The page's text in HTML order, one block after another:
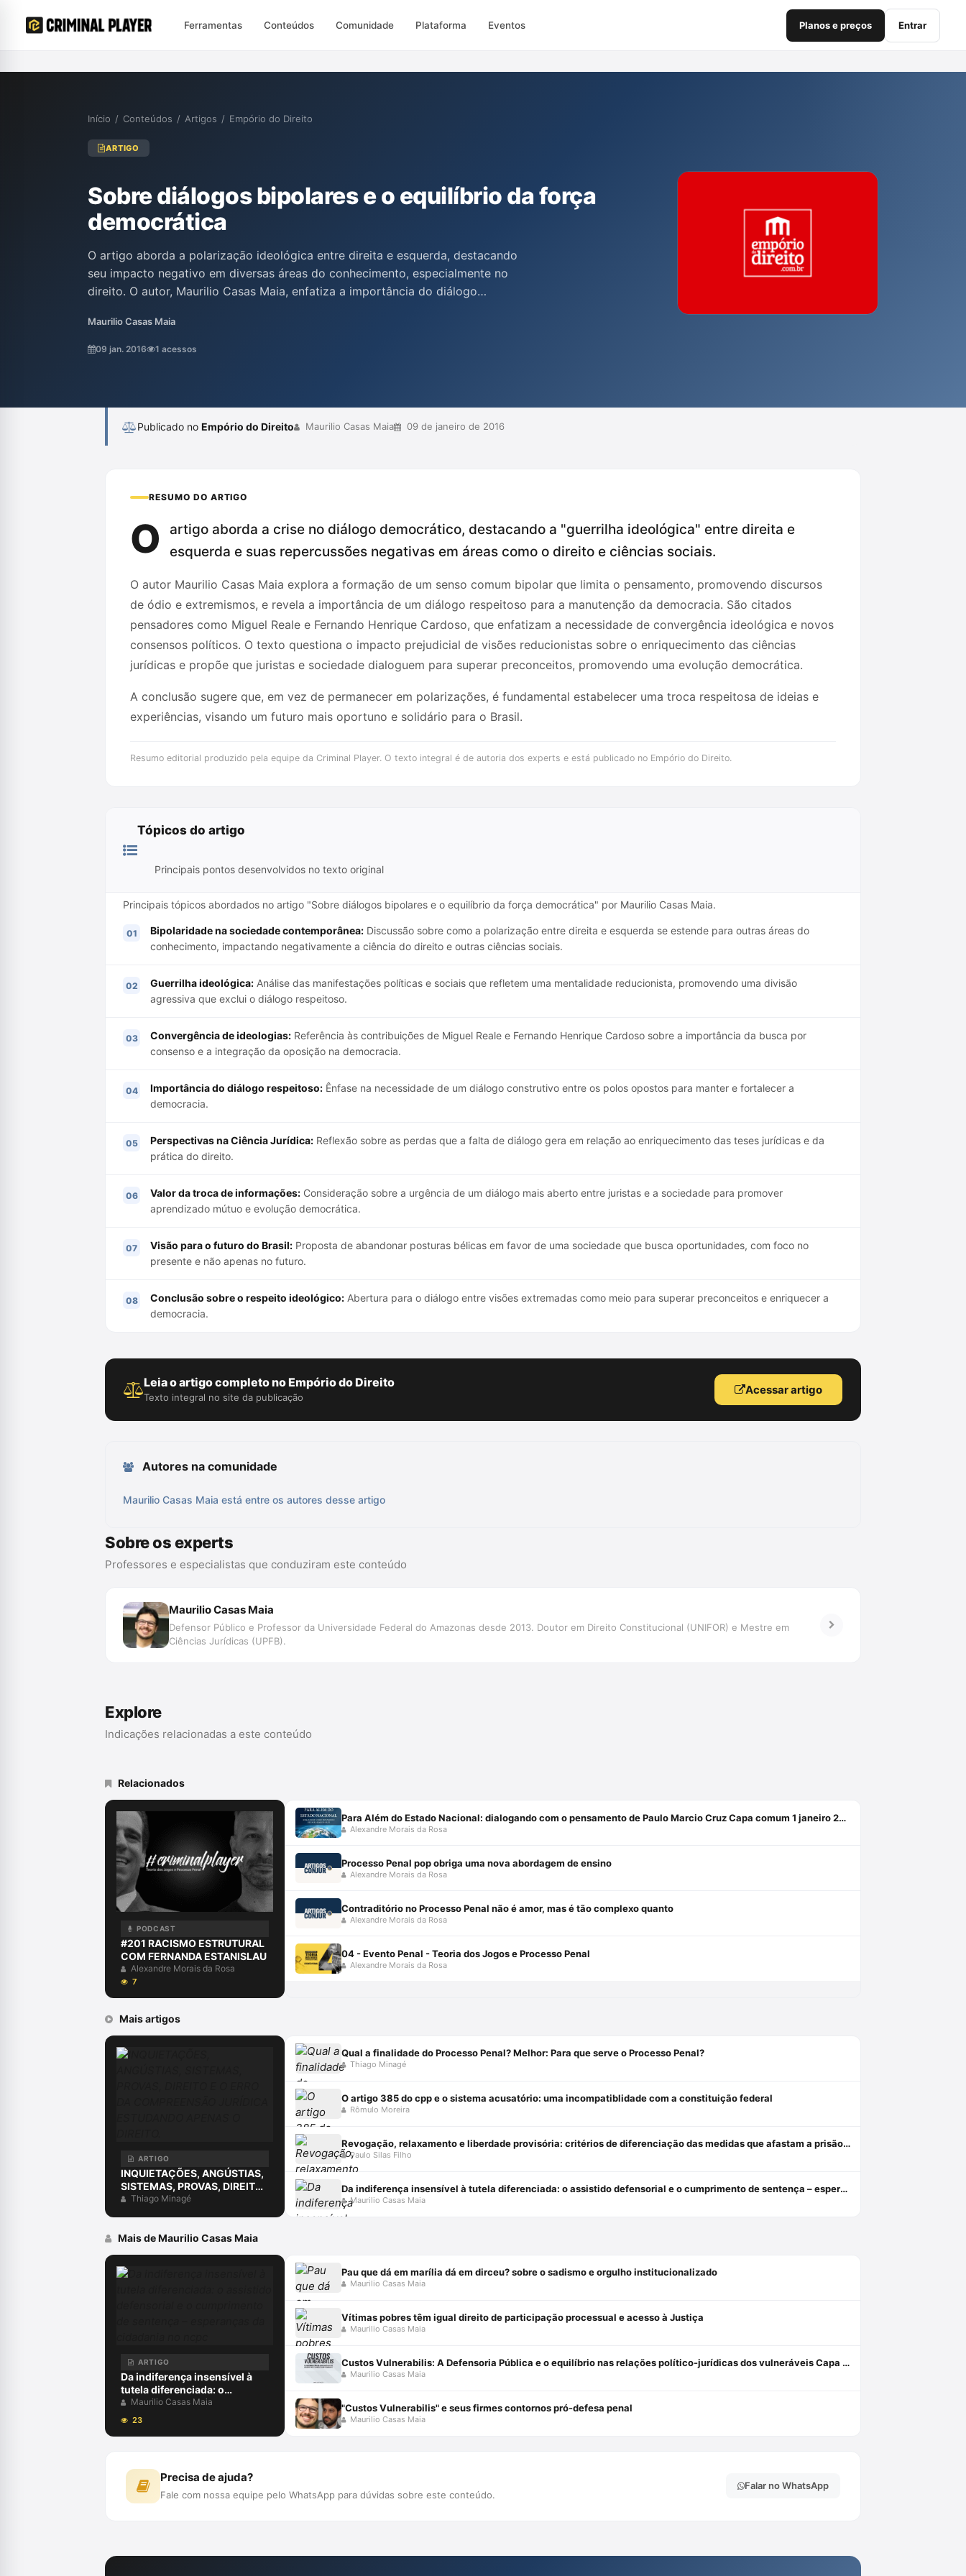
Ferramentas Conteúdos Comunidade Plataforma Eventos Planos e preços Entrar
Início / Conteúdos / Artigos / Empório do Direito
ARTIGO
Sobre diálogos bipolares e o equilíbrio da força
democrática
O artigo aborda a polarização ideológica entre direita e esquerda, destacando
seu impacto negativo em diversas áreas do conhecimento, especialmente no
direito. O autor, Maurilio Casas Maia, enfatiza a importância do diálogo
e a superação de discursos extremistas. Propõe que, em vez de perpetuar
divisões, os indivíduos devem buscar uma troca enriquecedora de
Maurilio Casas Maia
09 jan. 2016 1 acessos
Publicado no Empório do Direito Maurilio Casas Maia 09 de janeiro de 2016
RESUMO DO ARTIGO
O
artigo aborda a crise no diálogo democrático, destacando a "guerrilha ideológica" entre direita e
esquerda e suas repercussões negativas em áreas como o direito e ciências sociais.
O autor Maurilio Casas Maia explora a formação de um senso comum bipolar que limita o pensamento, promovendo discursos
de ódio e extremismos, e revela a importância de um diálogo respeitoso para a manutenção da democracia. São citados
pensadores como Miguel Reale e Fernando Henrique Cardoso, que enfatizam a necessidade de convergência ideológica e novos
consensos políticos. O texto questiona o impacto prejudicial de visões reducionistas sobre o enriquecimento das ciências
jurídicas e propõe que juristas e sociedade dialoguem para superar preconceitos, promovendo uma evolução democrática.
A conclusão sugere que, em vez de permanecer em polarizações, é fundamental estabelecer uma troca respeitosa de ideias e
experiências, visando um futuro mais oportuno e solidário para o Brasil.
Resumo editorial produzido pela equipe da Criminal Player. O texto integral é de autoria dos experts e está publicado no Empório do Direito.
Tópicos do artigo
Principais pontos desenvolvidos no texto original
Principais tópicos abordados no artigo "Sobre diálogos bipolares e o equilíbrio da força democrática" por Maurilio Casas Maia.
Bipolaridade na sociedade contemporânea: Discussão sobre como a polarização entre direita e esquerda se estende para outras áreas do
conhecimento, impactando negativamente a ciência do direito e outras ciências sociais.
Guerrilha ideológica: Análise das manifestações políticas e sociais que refletem uma mentalidade reducionista, promovendo uma divisão
agressiva que exclui o diálogo respeitoso.
Convergência de ideologias: Referência às contribuições de Miguel Reale e Fernando Henrique Cardoso sobre a importância da busca por
consenso e a integração da oposição na democracia.
Importância do diálogo respeitoso: Ênfase na necessidade de um diálogo construtivo entre os polos opostos para manter e fortalecer a
democracia.
Perspectivas na Ciência Jurídica: Reflexão sobre as perdas que a falta de diálogo gera em relação ao enriquecimento das teses jurídicas e da
prática do direito.
Valor da troca de informações: Consideração sobre a urgência de um diálogo mais aberto entre juristas e a sociedade para promover
aprendizado mútuo e evolução democrática.
Visão para o futuro do Brasil: Proposta de abandonar posturas bélicas em favor de uma sociedade que busca oportunidades, com foco no
presente e não apenas no futuro.
Conclusão sobre o respeito ideológico: Abertura para o diálogo entre visões extremadas como meio para superar preconceitos e enriquecer a
democracia.
Leia o artigo completo no Empório do Direito
Texto integral no site da publicação
Acessar artigo
Autores na comunidade
Maurilio Casas Maia está entre os autores desse artigo
Sobre os experts
Professores e especialistas que conduziram este conteúdo
Maurilio Casas Maia
Defensor Público e Professor da Universidade Federal do Amazonas desde 2013. Doutor em Direito Constitucional (UNIFOR) e Mestre em
Ciências Jurídicas (UPFB).
Explore
Indicações relacionadas a este conteúdo
Relacionados
PODCAST
#201 RACISMO ESTRUTURAL
COM FERNANDA ESTANISLAU
Alexandre Morais da Rosa
7
Para Além do Estado Nacional: dialogando com o pensamento de Paulo Marcio Cruz Capa comum 1 janeiro 2018
Alexandre Morais da Rosa
Processo Penal pop obriga uma nova abordagem de ensino
Alexandre Morais da Rosa
Contraditório no Processo Penal não é amor, mas é tão complexo quanto
Alexandre Morais da Rosa
04 - Evento Penal - Teoria dos Jogos e Processo Penal
Alexandre Morais da Rosa
Mais artigos
ARTIGO
INQUIETAÇÕES, ANGÚSTIAS,
SISTEMAS, PROVAS, DIREITO
E O ERRO DA COMPREENSÃO
Thiago Minagé
Qual a finalidade do Processo Penal? Melhor: Para que serve o Processo Penal?
Thiago Minagé
O artigo 385 do cpp e o sistema acusatório: uma incompatiblidade com a constituição federal
Rômulo Moreira
Revogação, relaxamento e liberdade provisória: critérios de diferenciação das medidas que afastam a prisão cautelar
Paulo Silas Filho
Da indiferença insensível à tutela diferenciada: o assistido defensorial e o cumprimento de sentença – esperanças da cidadania no ncpc
Maurilio Casas Maia
Mais de Maurilio Casas Maia
ARTIGO
Da indiferença insensível à
tutela diferenciada: o
assistido defensorial e o
cumprimento de sentença –
Maurilio Casas Maia
23
Pau que dá em marília dá em dirceu? sobre o sadismo e orgulho institucionalizado
Maurilio Casas Maia
Vítimas pobres têm igual direito de participação processual e acesso à Justiça
Maurilio Casas Maia
Custos Vulnerabilis: A Defensoria Pública e o equilíbrio nas relações político-jurídicas dos vulneráveis Capa dura 1 janeiro 2019
Maurilio Casas Maia
"Custos Vulnerabilis" e seus firmes contornos pró-defesa penal
Maurilio Casas Maia
Precisa de ajuda?
Fale com nossa equipe pelo WhatsApp para dúvidas sobre este conteúdo.
Falar no WhatsApp